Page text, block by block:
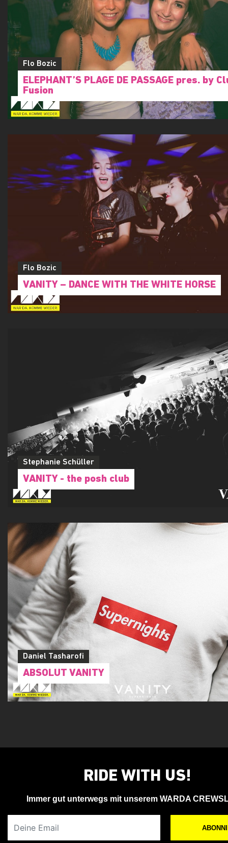
Flo Bozic
ELEPHANT’S PLAGE DE PASSAGE pres. by
Fusion
Flo Bozic
VANITY – DANCE WITH THE WHITE HORSE
Stephanie Schüller
VANITY - the posh club
Daniel Tasharofi
ABSOLUT VANITY
RIDE WITH US!
Immer gut unterwegs mit unserem WARDA